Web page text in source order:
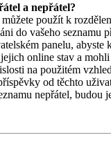
a nepřátel?
použít k
do vašeho seznamu
panelu,
online stav a
na použitém
od těchto
nepřátel, budou